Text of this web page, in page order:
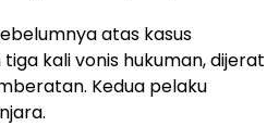
atas kasus
kali vonis hukuman, dijerat
Kedua pelaku